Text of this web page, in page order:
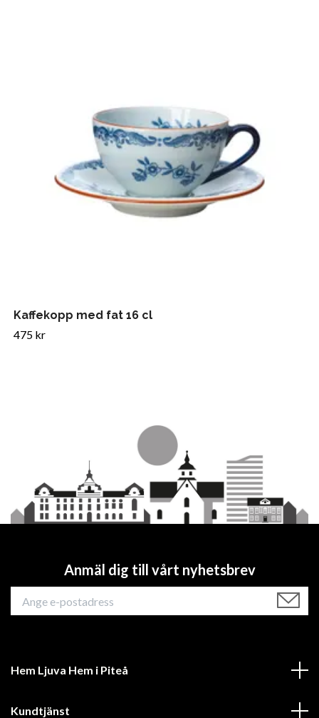
Kaffekopp med fat 16 cl
475 kr
Anmäl dig till vårt nyhetsbrev
Hem Ljuva Hem i Piteå
Kundtjänst